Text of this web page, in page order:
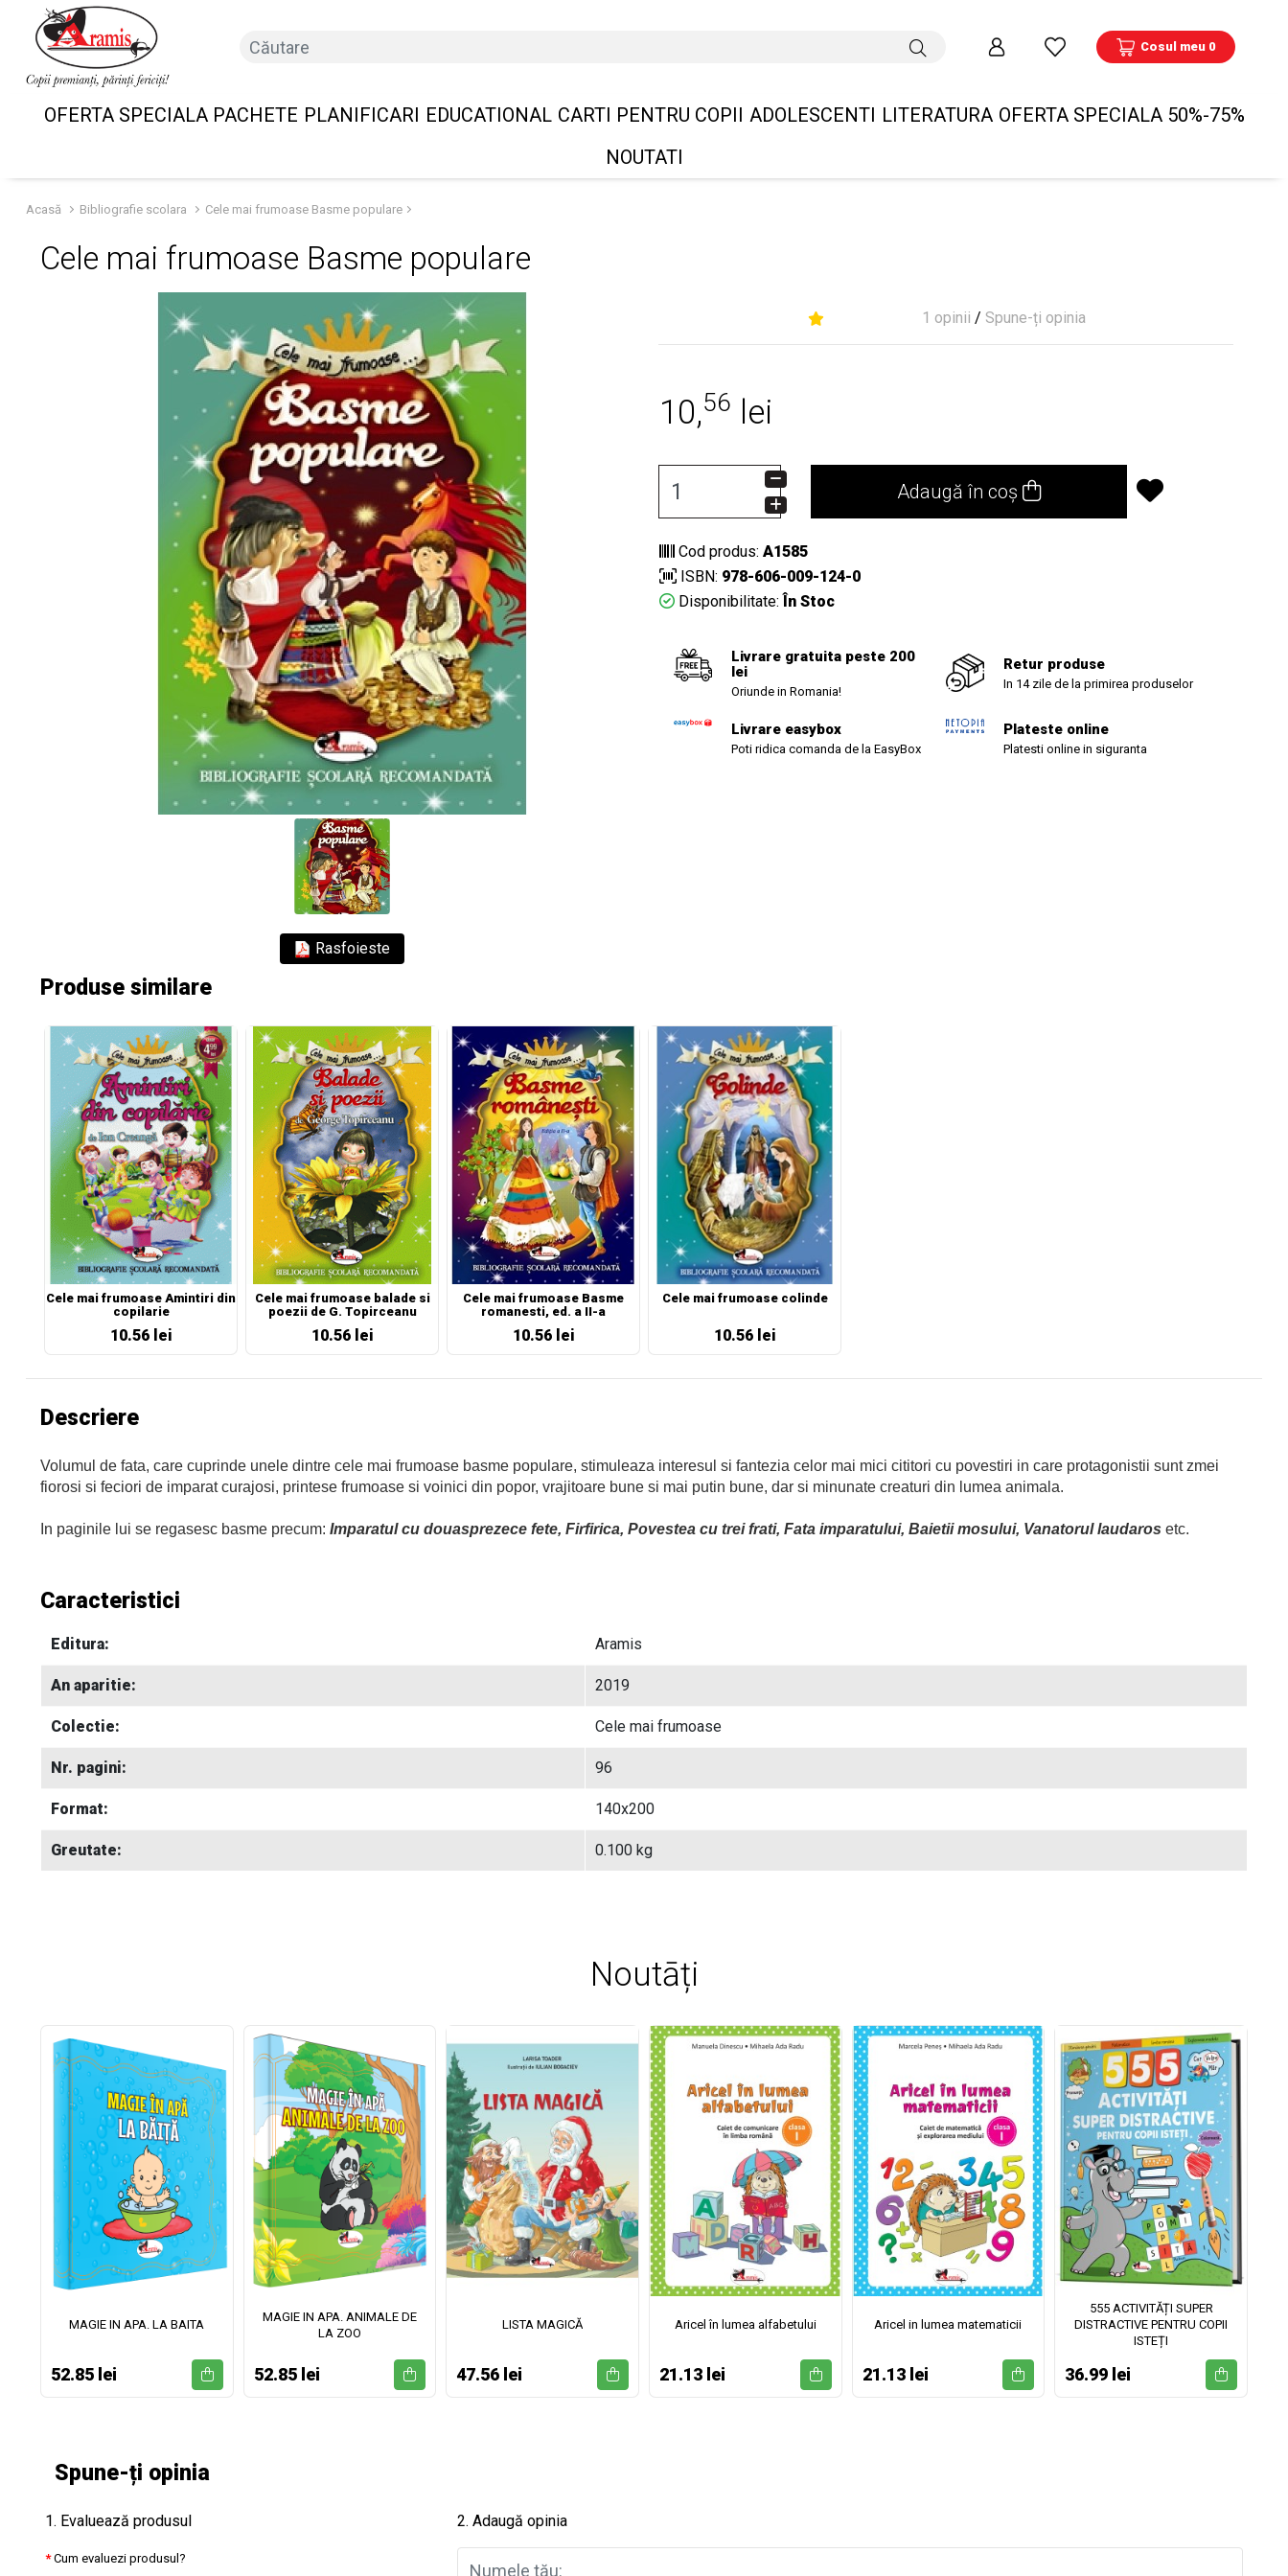
Cosul meu 0
OFERTA SPECIALA PACHETE PLANIFICARI EDUCATIONAL CARTI PENTRU COPII ADOLESCENTI LITERATURA OFERTA SPECIALA 50%-75%
NOUTATI
Acasă Bibliografie scolara Cele mai frumoase Basme populare
Cele mai frumoase Basme populare
Rasfoieste
1 opinii / Spune-ți opinia
10,56 lei
Adaugă în coș
Cod produs: A1585
ISBN: 978-606-009-124-0
Disponibilitate: În Stoc
Livrare gratuita peste 200
lei
Oriunde in Romania!
Retur produse
In 14 zile de la primirea produselor
Livrare easybox
Poti ridica comanda de la EasyBox
Plateste online
Platesti online in siguranta
Produse similare
Cele mai frumoase Amintiri din
copilarie
10.56 lei
Cele mai frumoase balade si
poezii de G. Topirceanu
10.56 lei
Cele mai frumoase Basme
romanesti, ed. a II-a
10.56 lei
Cele mai frumoase colinde
10.56 lei
Descriere
Volumul de fata, care cuprinde unele dintre cele mai frumoase basme populare, stimuleaza interesul si fantezia celor mai mici cititori cu povestiri in care protagonistii sunt zmei
fiorosi si feciori de imparat curajosi, printese frumoase si voinici din popor, vrajitoare bune si mai putin bune, dar si minunate creaturi din lumea animala.
In paginile lui se regasesc basme precum: Imparatul cu douasprezece fete, Firfirica, Povestea cu trei frati, Fata imparatului, Baietii mosului, Vanatorul laudaros etc.
Caracteristici
Editura: Aramis
An aparitie: 2019
Colectie: Cele mai frumoase
Nr. pagini: 96
Format: 140x200
Greutate: 0.100 kg
Noutāți
MAGIE IN APA. LA BAITA
52.85 lei
MAGIE IN APA. ANIMALE DE
LA ZOO
52.85 lei
LISTA MAGICĂ
47.56 lei
Aricel în lumea alfabetului
21.13 lei
Aricel in lumea matematicii
21.13 lei
555 ACTIVITĂȚI SUPER
DISTRACTIVE PENTRU COPII
ISTEȚI
36.99 lei
Spune-ți opinia
1. Evaluează produsul
Cum evaluezi produsul?
2. Adaugă opinia